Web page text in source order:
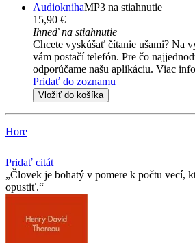
AudioknihaMP3 na stiahnutie
15,90 €
Ihneď na stiahnutie
Chcete vyskúšať čítanie ušami? Na
vám postačí telefón. Pre čo
odporúčame našu aplikáciu. Viac
Pridať do zoznamu
Vložiť do košíka
Hore
Pridať citát
Človek je bohatý v pomere k počtu vecí,
opustiť.